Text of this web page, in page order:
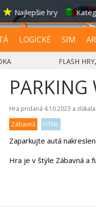
Najlepšie hry
LOGICKÉ SIM
FLASH HRY,
PARKING
Hra pridaná 4.10.2023 a
Zábavná
HTML
Zaparkujte autá
Hra je v štýle Zábavná a